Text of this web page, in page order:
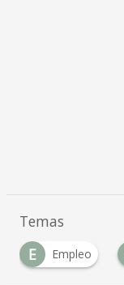
Temas
E
Empleo